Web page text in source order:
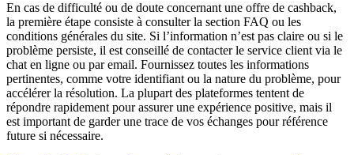
En cas de difficulté ou de doute concernant une offre de cashback,
la première étape consiste à consulter la section FAQ ou les
conditions générales du site. Si l’information n’est pas claire ou si le
problème persiste, il est conseillé de contacter le service client via le
chat en ligne ou par email. Fournissez toutes les informations
pertinentes, comme votre identifiant ou la nature du problème, pour
accélérer la résolution. La plupart des plateformes tentent de
répondre rapidement pour assurer une expérience positive, mais il
est important de garder une trace de vos échanges pour référence
future si nécessaire.